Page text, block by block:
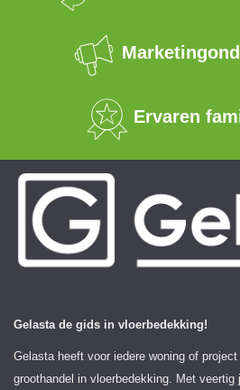
Ervaren
Gelasta de gids in vloerbedekking!
Gelasta heeft voor iedere woning of
groothandel in vloerbedekking. Met veertig